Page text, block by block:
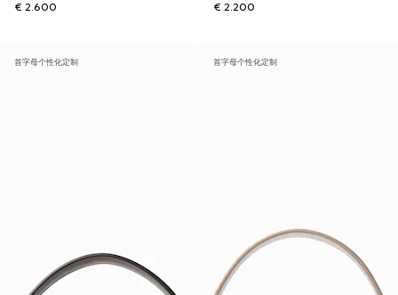
€ 2.600
€ 2.200
首字母个性化定制 首字母个性化定制